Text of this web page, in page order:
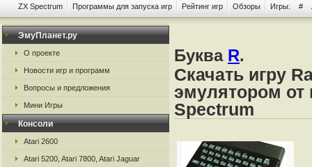
ZX Spectrum Программы для запуска игр Рейтинг игр Обзоры Игры: #
ЭмуПланет.ру
О проекте
Новости игр и программ
Вопросы и предложения
Мини Игры
Консоли
Atari 2600
Atari 5200, Atari 7800, Atari Jaguar
Буква R.
Скачать игру
эмулятором от
Spectrum